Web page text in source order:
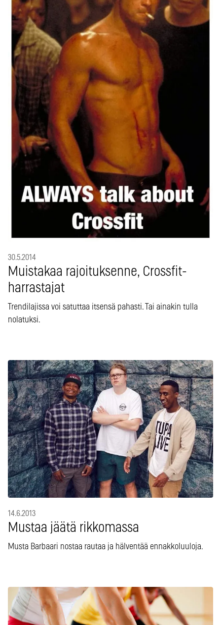
30.5.2014
Muistakaa rajoituksenne, Crossfit-
harrastajat
Trendilajissa voi satuttaa itsensä pahasti. Tai ainakin tulla
nolatuksi.
14.6.2013
Mustaa jäätä rikkomassa
Musta Barbaari nostaa rautaa ja hälventää ennakkoluuloja.